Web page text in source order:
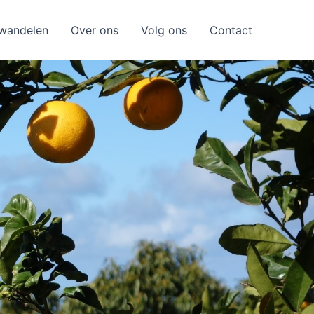
Over ons Volg ons Contact